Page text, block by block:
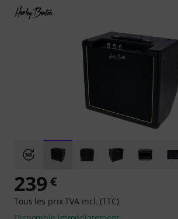
239 €
Tous les prix TVA incl. (TTC)